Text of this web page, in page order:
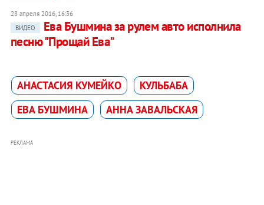
28 апреля 2016, 16:36
ВИДЕО
Ева Бушмина за рулем авто исполнила
песню "Прощай Ева"
АНАСТАСИЯ КУМЕЙКО
КУЛЬБАБА
ЕВА БУШМИНА
АННА ЗАВАЛЬСКАЯ
РЕКЛАМА